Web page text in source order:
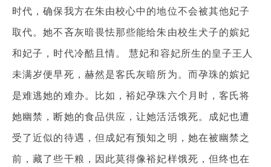
时代，确保我方在朱由校心中的地位不会被其他妃子
取代。她不吝灰暗畏怯那些能给朱由校生犬子的嫔妃
和妃子，时代冷酷且情。 慧妃和容妃所生的皇子王人
未满岁便早死，赫然是客氏灰暗所为。而孕珠的嫔妃
是难逃她的难办。比如，裕妃孕珠六个月时，客氏将
她幽禁，断她的食品供应，让她活活饿死。成妃也遭
受了近似的待遇，但成妃有预知之明，她在被幽禁之
前，藏了些干粮，因此莫得像裕妃样饿死，但终也在